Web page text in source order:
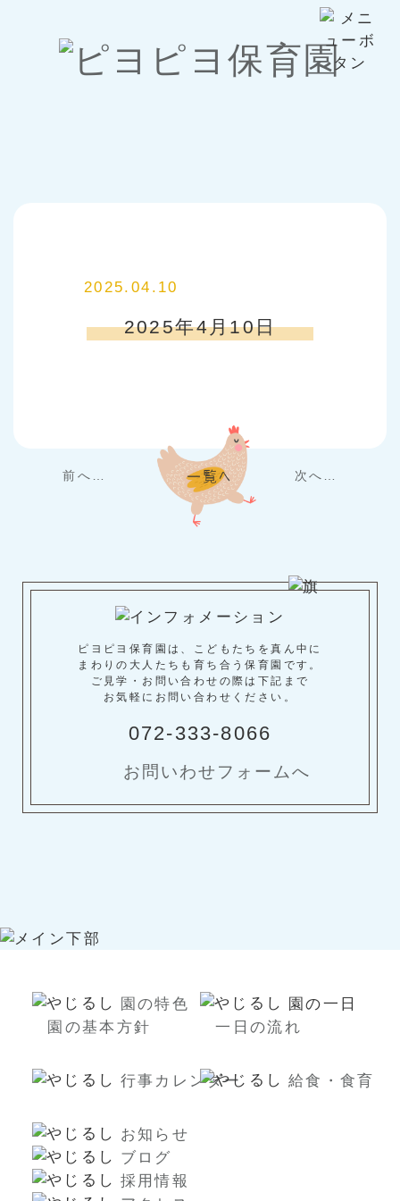
2025.04.10
2025年4月10日
前へ… 次へ…
ピヨピヨ保育園は、こどもたちを真ん中に
まわりの大人たちも育ち合う保育園です。
ご見学・お問い合わせの際は下記まで
お気軽にお問い合わせください。
072-333-8066
お問いわせフォームへ
園の特色
園の基本方針
園の一日
一日の流れ
行事カレンダー 給食・食育
お知らせ
ブログ
採用情報